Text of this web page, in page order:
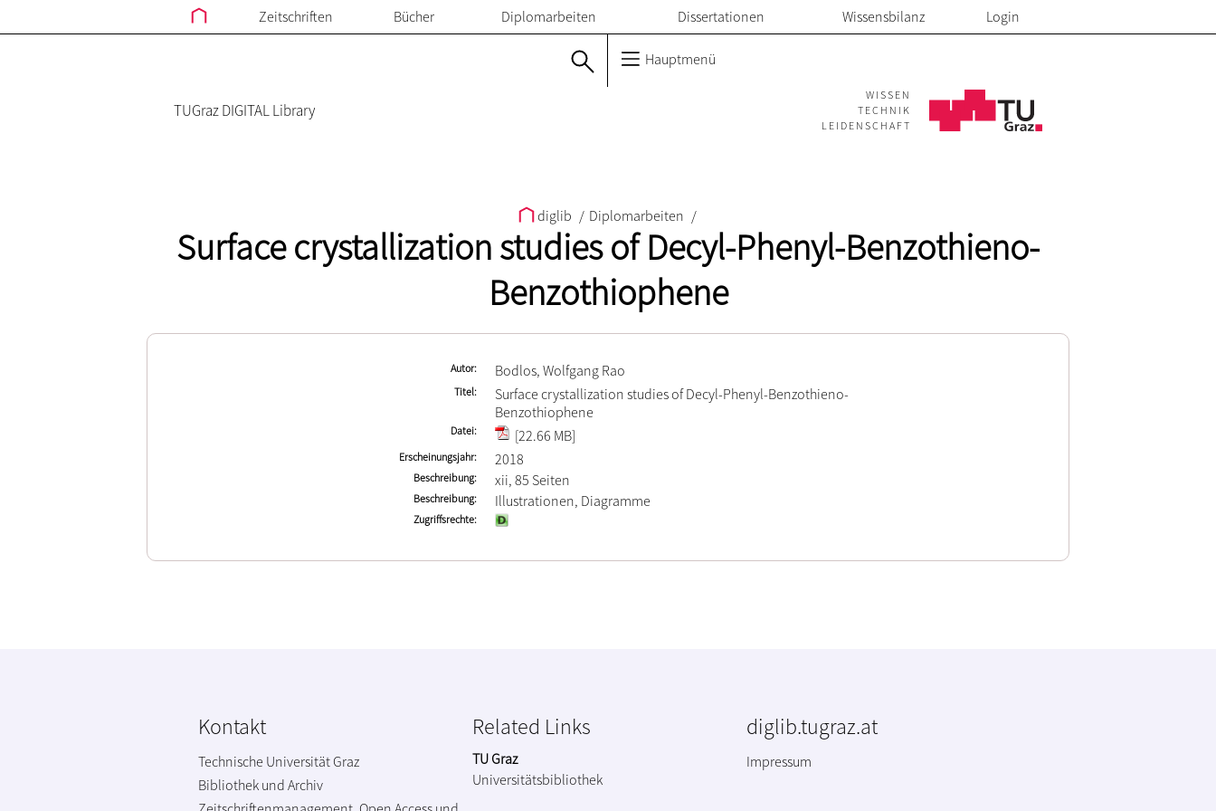
Zeitschriften Bücher Diplomarbeiten Dissertationen Wissensbilanz Login
Hauptmenü
TUGraz DIGITAL Library
WISSEN
TECHNIK
LEIDENSCHAFT
diglib / Diplomarbeiten /
Surface crystallization studies of Decyl-Phenyl-Benzothieno-
Benzothiophene
Autor Bodlos, Wolfgang Rao
Titel
Surface crystallization studies of Decyl-Phenyl-Benzothieno-
Benzothiophene
Datei [22.66 MB]
Erscheinungsjahr 2018
Beschreibung xii, 85 Seiten
Beschreibung Illustrationen, Diagramme
Zugriffsrechte
Kontakt
Technische Universität Graz
Bibliothek und Archiv
Related Links
TU Graz
Universitätsbibliothek
diglib.tugraz.at
Impressum